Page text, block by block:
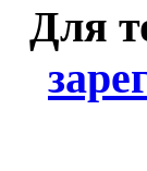
Для